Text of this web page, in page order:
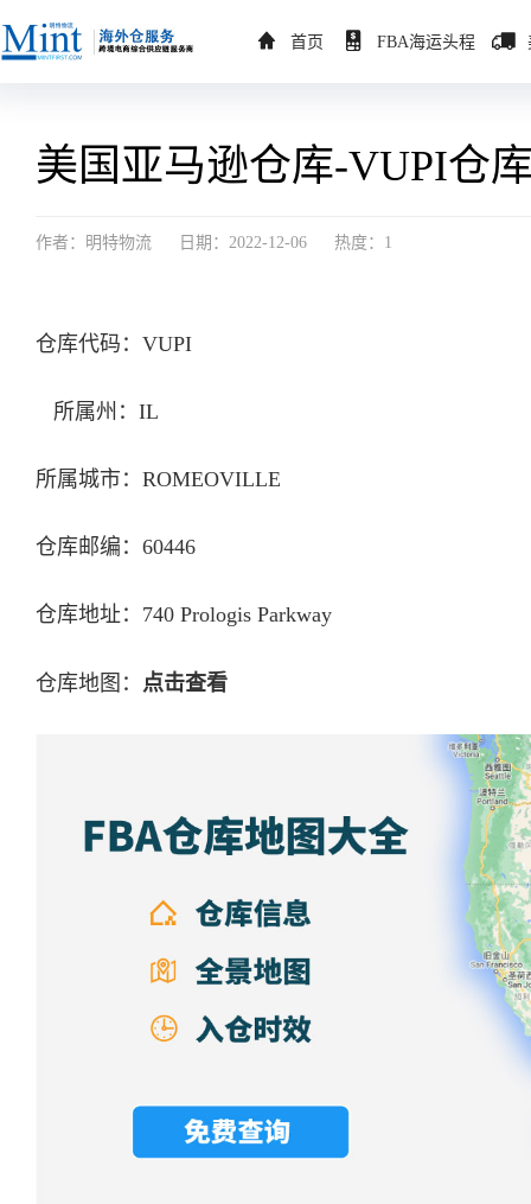
首页 FBA海运头程
美国亚马逊仓库-VUPI仓
作者：明特物流 日期：2022-12-06 热度：1
仓库代码：VUPI
所属州：IL
所属城市：ROMEOVILLE
仓库邮编：60446
仓库地址：740 Prologis Parkway
仓库地图： 点击查看